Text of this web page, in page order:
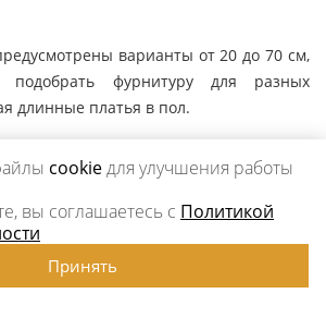
варианты от 20 до 70 см,
подобрать фурнитуру для разных
длинные платья в пол.
оптимальные партии товара
позволяет получить конкурентные
розничной торговли, а также
фурнитурой швейным мастерских,
Весь путь формирования заказа и
просто и понятен, оптимизированы
cookieдля улучшения работы
вы соглашаетесь с Политикой
Принять